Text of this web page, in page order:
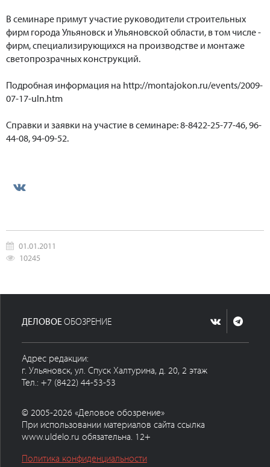
В семинаре примут участие руководители строительных
фирм города Ульяновск и Ульяновской области, в том числе -
фирм, специализирующихся на производстве и монтаже
светопрозрачных конструкций.
Подробная информация на http://montajokon.ru/events/2009-
07-17-uln.htm
Справки и заявки на участие в семинаре: 8-8422-25-77-46, 96-
44-08, 94-09-52.
01.01.2011
10245
ДЕЛОВОЕ ОБОЗРЕНИЕ
Адрес редакции:
г. Ульяновск, ул. Спуск Халтурина, д. 20, 2 этаж
Тел.: +7 (8422) 44-53-53
© 2005-2026 «Деловое обозрение»
При использовании материалов сайта ссылка
www.uldelo.ru обязательна. 12+
Политика конфиденциальности